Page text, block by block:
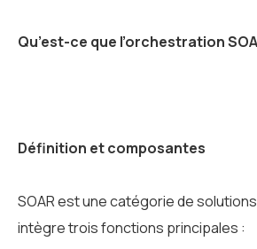
Qu’est-ce que l’orchestration
Définition et composantes
SOAR est une catégorie de
intègre trois fonctions principales :